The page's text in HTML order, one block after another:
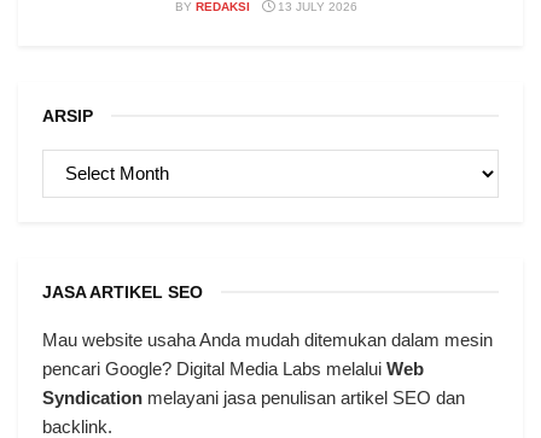
BY REDAKSI 13 JULY 2026
ARSIP
ARSIP
JASA ARTIKEL SEO
Mau website usaha Anda mudah ditemukan dalam mesin
pencari Google? Digital Media Labs melalui Web
Syndication melayani jasa penulisan artikel SEO dan
backlink.